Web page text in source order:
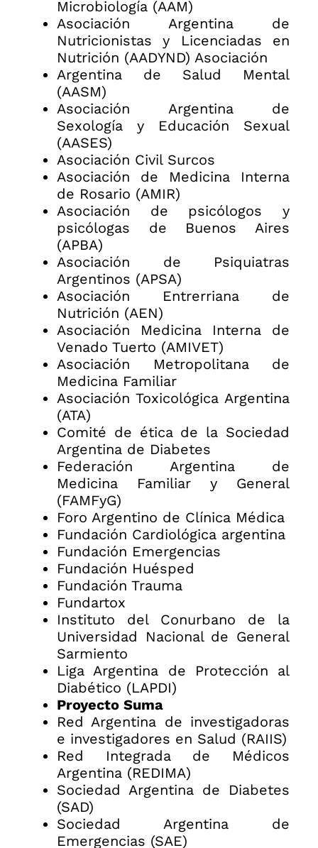
Microbiología (AAM)
Asociación Argentina de
Nutricionistas y Licenciadas en
Nutrición (AADYND) Asociación
Argentina de Salud Mental
(AASM)
Asociación Argentina de
Sexología y Educación Sexual
(AASES)
Asociación Civil Surcos
Asociación de Medicina Interna
de Rosario (AMIR)
Asociación de psicólogos y
psicólogas de Buenos Aires
(APBA)
Asociación de Psiquiatras
Argentinos (APSA)
Asociación Entrerriana de
Nutrición (AEN)
Asociación Medicina Interna de
Venado Tuerto (AMIVET)
Asociación Metropolitana de
Medicina Familiar
Asociación Toxicológica Argentina
(ATA)
Comité de ética de la Sociedad
Argentina de Diabetes
Federación Argentina de
Medicina Familiar y General
(FAMFyG)
Foro Argentino de Clínica Médica
Fundación Cardiológica argentina
Fundación Emergencias
Fundación Huésped
Fundación Trauma
Fundartox
Instituto del Conurbano de la
Universidad Nacional de General
Sarmiento
Liga Argentina de Protección al
Diabético (LAPDI)
Proyecto Suma
Red Argentina de investigadoras
e investigadores en Salud (RAIIS)
Red Integrada de Médicos
Argentina (REDIMA)
Sociedad Argentina de Diabetes
(SAD)
Sociedad Argentina de
Emergencias (SAE)